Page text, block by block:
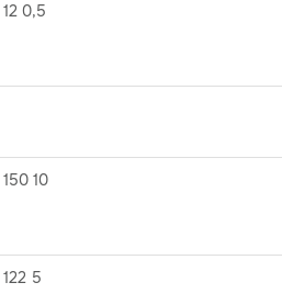
12 0,5
150 10
122 5